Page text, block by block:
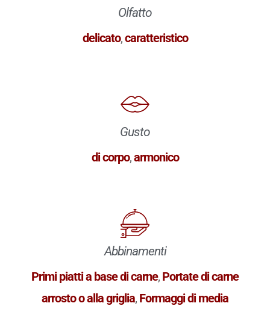
Olfatto
delicato,caratteristico
Gusto
di corpo,armonico
Abbinamenti
Primi piatti a base di carne, Portate di carne
arrosto o alla griglia, Formaggi di media